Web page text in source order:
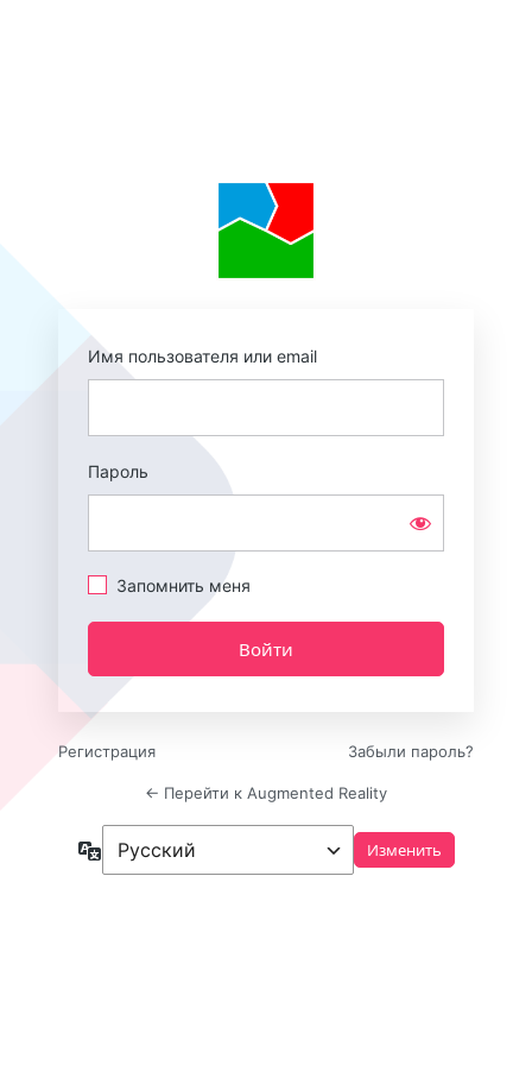
Имя пользователя или email
Пароль
Запомнить меня
Регистрация Забыли пароль?
← Перейти к Augmented Reality
Язык